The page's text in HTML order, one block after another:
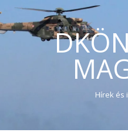
Hírek és